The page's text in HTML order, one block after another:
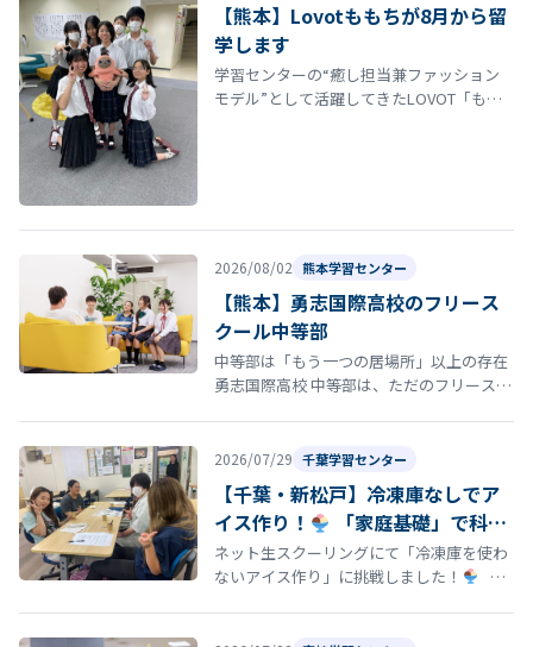
【熊本】Lovotももちが8月から留
学します
学習センターの“癒し担当兼ファッション
モデル”として活躍してきたLOVOT「もも
2026/08/02 熊本学習センター
【熊本】勇志国際高校のフリース
クール中等部
中等部は「もう一つの居場所」以上の存在
勇志国際高校 中等部は、ただのフリースク
2026/07/29 千葉学習センター
【千葉・新松戸】冷凍庫なしでア
イス作り！
「家庭基礎」で科学
と調理を楽しく学びました
ネット生スクーリングにて「冷凍庫を使わ
ないアイス作り」に挑戦しました！
家